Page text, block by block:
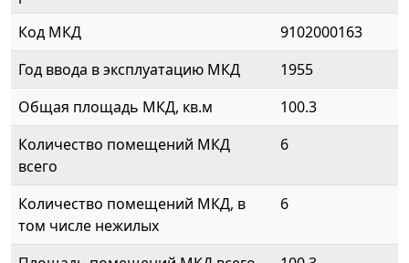
Код МКД
9102000163
Год ввода в эксплуатацию МКД
1955
Общая площадь МКД, кв.м
100.3
Количество помещений МКД
всего
6
Количество помещений МКД, в
том числе нежилых
6